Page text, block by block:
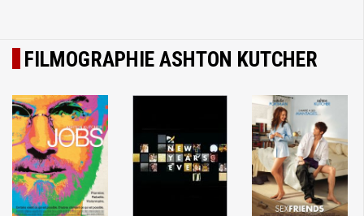
FILMOGRAPHIE ASHTON KUTCHER